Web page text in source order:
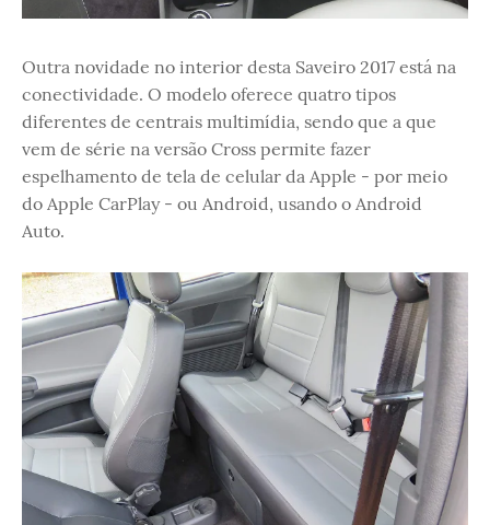
Outra novidade no interior desta Saveiro 2017 está na
conectividade. O modelo oferece quatro tipos
diferentes de centrais multimídia, sendo que a que
vem de série na versão Cross permite fazer
espelhamento de tela de celular da Apple - por meio
do Apple CarPlay - ou Android, usando o Android
Auto.